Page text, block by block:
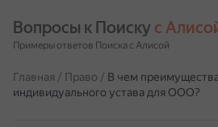
Вопросы к Поиску с
Примеры ответов Поиска с Алисой
Главная / Право / В чем
индивидуального устава для ООО?